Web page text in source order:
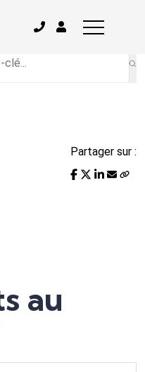
mois
Partager sur :
au